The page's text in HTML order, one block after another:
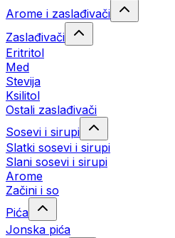
Arome i zaslađivači
Zaslađivači
Eritritol
Med
Stevija
Ksilitol
Ostali zaslađivači
Sosevi i sirupi
Slatki sosevi i sirupi
Slani sosevi i sirupi
Arome
Začini i so
Pića
Jonska pića